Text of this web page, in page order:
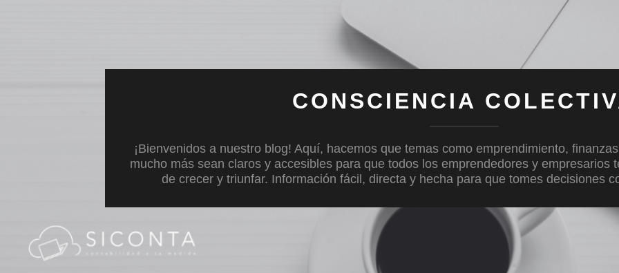
CONSCIENCIA
¡Bienvenidos a nuestro blog! Aquí, hacemos que temas como emprendimiento,
mucho más sean claros y accesibles para que todos los emprendedores y empresarios
de crecer y triunfar. Información fácil, directa y hecha para que tomes decisiones